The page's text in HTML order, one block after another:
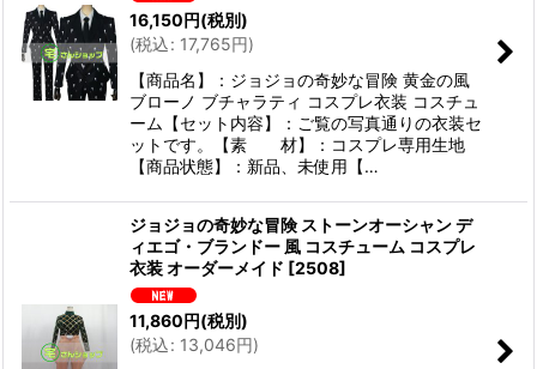
16,150円(税別)
(税込: 17,765円)
【商品名】：ジョジョの奇妙な冒険 黄金の風
ブローノ ブチャラティ コスプレ衣装 コスチュ
ーム【セット内容】：ご覧の写真通りの衣装セ
ットです。【素 材】：コスプレ専用生地
【商品状態】：新品、未使用【…
ジョジョの奇妙な冒険 ストーンオーシャン デ
ィエゴ・ブランドー 風 コスチューム コスプレ
衣装 オーダーメイド [2508]
11,860円(税別)
(税込: 13,046円)